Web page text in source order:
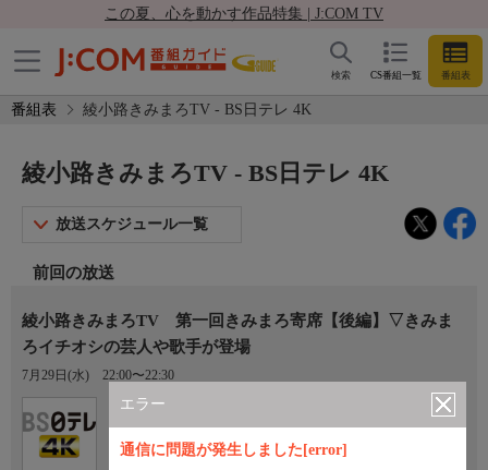
この夏、心を動かす作品特集 | J:COM TV
CS番組一覧 番組表
検索
番組表 綾小路きみまろTV - BS日テレ 4K
エラー
通信に問題が発生しました[error]
綾小路きみまろTV - BS日テレ 4K
放送スケジュール一覧
前回の放送
綾小路きみまろTV 第一回きみまろ寄席【後編】▽きみま
ろイチオシの芸人や歌手が登場
7月29日(水) 22:00〜22:30
Ch.141
BS日テレ 4K